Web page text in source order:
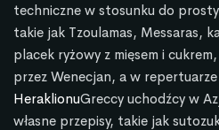
techniczne w stosunku do
takie jak Tzoulamas, Messaras,
placek ryżowy z mięsem i
przez Wenecjan, a w repertuarze
HeraklionuGreccy uchodźcy w
własne przepisy, takie jak